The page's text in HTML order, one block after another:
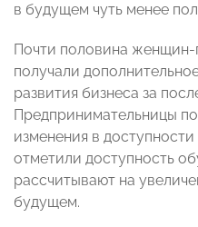
в будущем чуть менее
Почти половина женщин-
получали
развития бизнеса за
Предпринимательницы
изменения в
отметили доступность
рассчитывают на
будущем.